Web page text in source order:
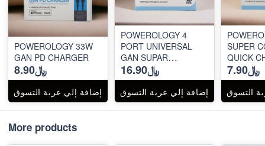
POWEROLOGY 33W
GAN PD CHARGER
﷼8.90
إضافة إلي عربة التسوق
POWEROLOGY 4
PORT UNIVERSAL
GAN SUPAR
CHARGER
﷼16.90
إضافة إلي عربة التسوق
SUPER
QUICK
35W PD
﷼7.90
التسوق
More products